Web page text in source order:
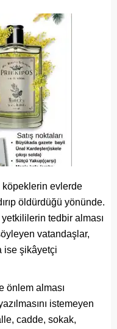
evlerde
öldürdüğü yönünde.
tedbir alması
vatandaşlar,
ise şikâyetçi
önlem alması
istemeyen
cadde, sokak,